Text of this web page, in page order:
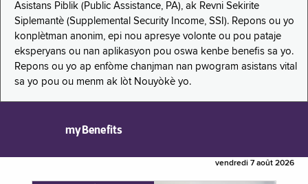
Asistans Piblik (Public Assistance, PA), ak Revni Sekirite
Siplemantè (Supplemental Security Income, SSI). Repons ou yo
konplètman anonim, epi nou apresye volonte ou pou pataje
eksperyans ou nan aplikasyon pou oswa kenbe benefis sa yo.
Repons ou yo ap enfòme chanjman nan pwogram asistans vital
sa yo pou ou menm ak lòt Nouyòkè yo.
myBenefits
vendredi 7 août 2026